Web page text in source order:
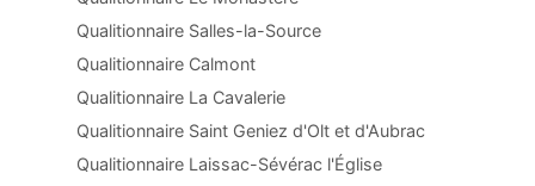
Qualitionnaire Salles-la-Source
Qualitionnaire Calmont
Qualitionnaire La Cavalerie
Qualitionnaire Saint Geniez d'Olt et d'Aubrac
Qualitionnaire Laissac-Sévérac l'Église